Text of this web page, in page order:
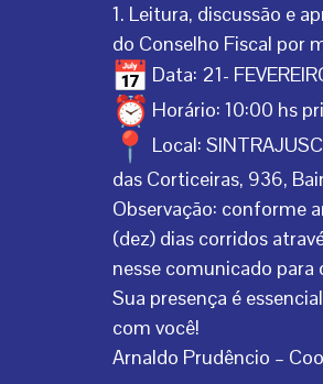
1. Leitura, discussão e
do Conselho Fiscal por
Data: 21-
Horário: 10:00 hs
Local:
das Corticeiras, 936,
Observação: conforme
(dez) dias corridos
nesse comunicado para
Sua presença é
com você!
Arnaldo Prudêncio –